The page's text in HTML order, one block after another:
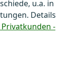
u.a. in
Details
-